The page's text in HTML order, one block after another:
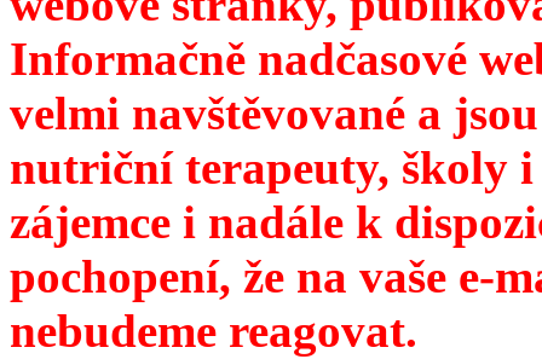
Informačně nadčasové
velmi navštěvované a
nutriční terapeuty, školy
zájemce i nadále k
pochopení, že na vaše e-
nebudeme reagovat.